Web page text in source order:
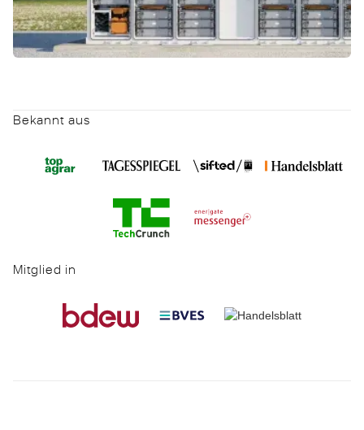
Bekannt aus
Mitglied in